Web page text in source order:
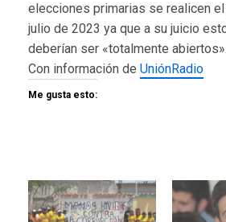
elecciones primarias se realicen
julio de 2023 ya que a su juicio
deberían ser «totalmente abiertos».
Con información de UniónRadio
Me gusta esto: